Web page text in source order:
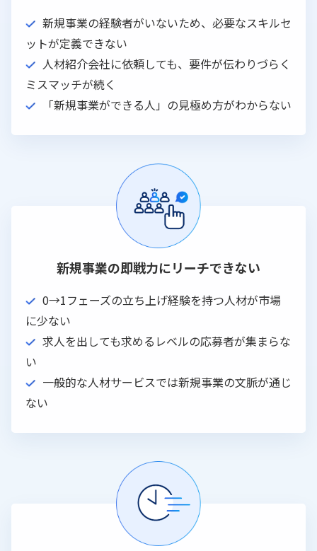
新規事業の経験者がいないため、必要なスキルセ
ットが定義できない
人材紹介会社に依頼しても、要件が伝わりづらく
ミスマッチが続く
「新規事業ができる人」の見極め方がわからない
新規事業の即戦力にリーチできない
0→1フェーズの立ち上げ経験を持つ人材が市場
に少ない
求人を出しても求めるレベルの応募者が集まらな
い
一般的な人材サービスでは新規事業の文脈が通じ
ない